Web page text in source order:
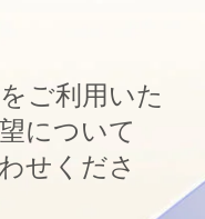
ご利用いた
について
せくださ